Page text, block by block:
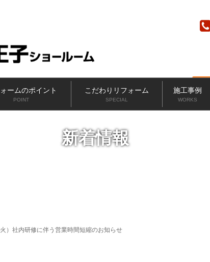
ームのポイント
POINT
こだわりリフォーム
SPECIAL
施工事例
WORKS
新着情報
）社内研修に伴う営業時間短縮のお知らせ